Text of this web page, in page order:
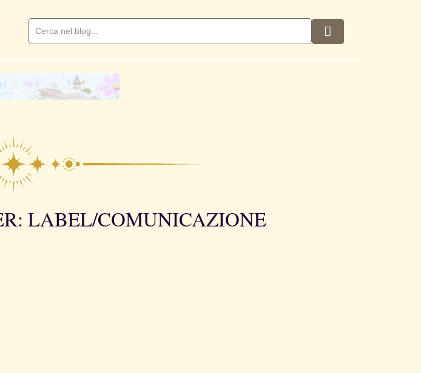
LABEL/COMUNICAZIONE